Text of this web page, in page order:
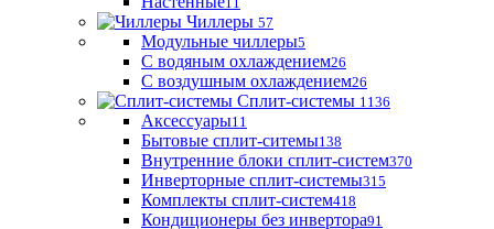
Чиллеры 57
Модульные чиллеры5
С водяным охлаждением26
С воздушным охлаждением26
Сплит-системы 1136
Аксессуары11
Бытовые сплит-ситемы138
Внутренние блоки сплит-систем370
Инверторные сплит-системы315
Комплекты сплит-систем418
Кондиционеры без инвертора91